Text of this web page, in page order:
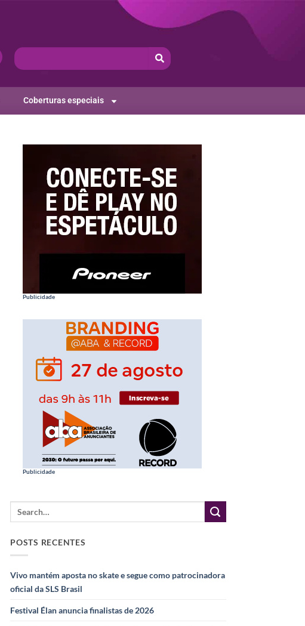
Coberturas especiais
Publicidade
Publicidade
POSTS RECENTES
Vivo mantém aposta no skate e segue como patrocinadora
oficial da SLS Brasil
Festival Élan anuncia finalistas de 2026